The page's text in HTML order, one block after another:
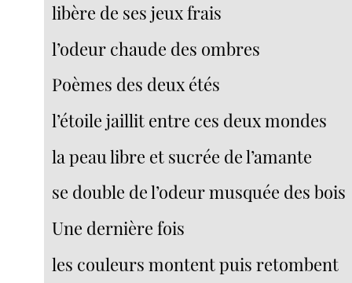
libère de ses jeux frais
l’odeur chaude des ombres
Poèmes des deux étés
l’étoile jaillit entre ces deux mondes
la peau libre et sucrée de l’amante
se double de l’odeur musquée des bois
Une dernière fois
les couleurs montent puis retombent